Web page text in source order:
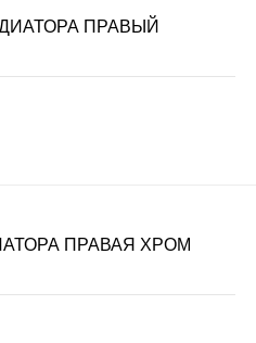
ПРАВЫЙ
ПРАВАЯ ХРОМ